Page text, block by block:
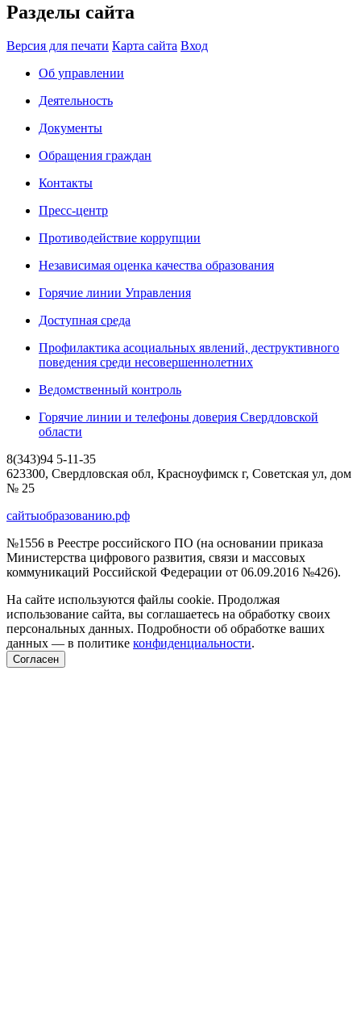
Разделы сайта
Версия для печати Карта сайта Вход
Об управлении
Деятельность
Документы
Обращения граждан
Контакты
Пресс-центр
Противодействие коррупции
Независимая оценка качества образования
Горячие линии Управления
Доступная среда
Профилактика асоциальных явлений, деструктивного
поведения среди несовершеннолетних
Ведомственный контроль
Горячие линии и телефоны доверия Свердловской
области
8(343)94 5-11-35
623300, Свердловская обл, Красноуфимск г, Советская ул, дом
№ 25
сайтыобразованию.рф
№1556 в Реестре российского ПО (на основании приказа
Министерства цифрового развития, связи и массовых
коммуникаций Российской Федерации от 06.09.2016 №426).
На сайте используются файлы cookie. Продолжая
использование сайта, вы соглашаетесь на обработку своих
персональных данных. Подробности об обработке ваших
данных — в политике конфиденциальности.
Согласен